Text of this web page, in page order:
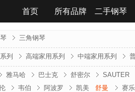
首页 所有品牌 二手钢琴
联系我们
三角钢琴
列 高端家用系列 中端家用系列
雅马哈 巴士克 舒密尔
SAUTER
韦伯 阿波罗 凯美 舒曼
赛